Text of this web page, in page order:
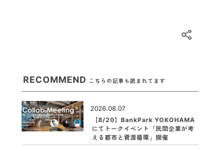
RECOMMEND こちらの記事も読まれてます
2026.08.07
【8/20】BankPark YOKOHAMA
にてトークイベント「民間企業が考
える都市と資源循環」開催